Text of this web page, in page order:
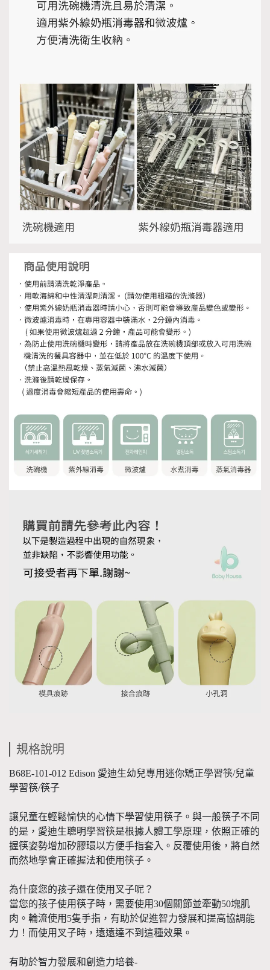
規格說明
B68E-101-012 Edison 愛迪生幼兒專用迷你矯正學習筷/兒童
學習筷/筷子
讓兒童在輕鬆愉快的心情下學習使用筷子。與一般筷子不同
的是，愛迪生聰明學習筷是根據人體工學原理，依照正確的
握筷姿勢增加矽膠環以方便手指套入。反覆使用後，將自然
而然地學會正確握法和使用筷子。
為什麼您的孩子還在使用叉子呢？
當您的孩子使用筷子時，需要使用30個關節並牽動50塊肌
肉。輪流使用5隻手指，有助於促進智力發展和提高協調能
力！而使用叉子時，遠遠達不到這種效果。
有助於智力發展和創造力培養-